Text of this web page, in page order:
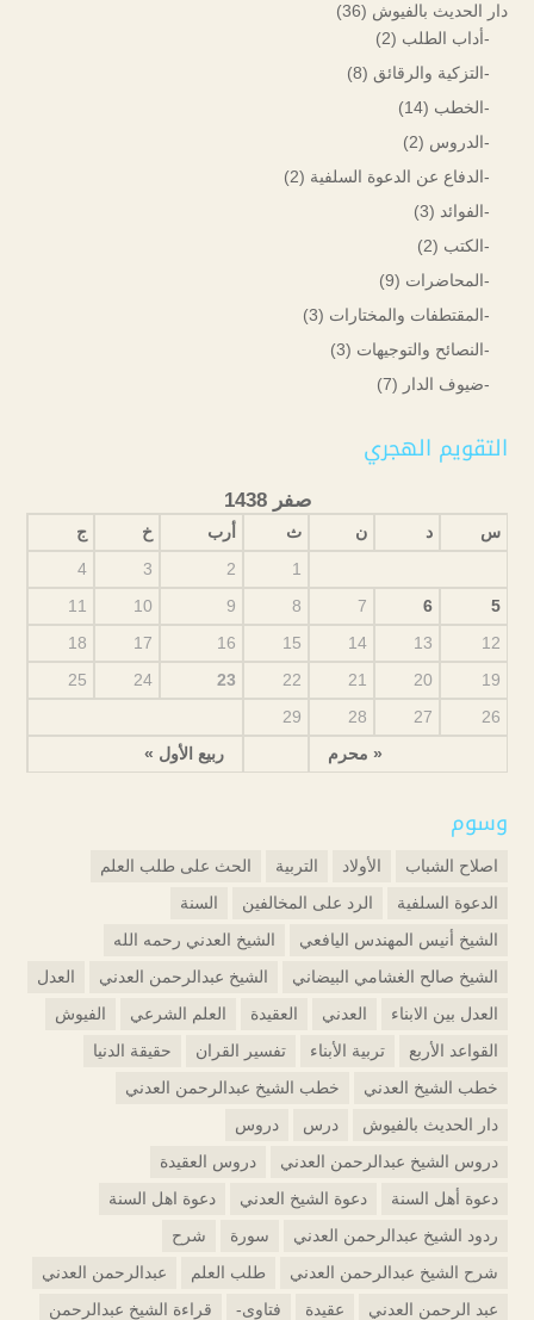
دار الحديث بالفيوش (36)
-أداب الطلب (2)
-التزكية والرقائق (8)
-الخطب (14)
-الدروس (2)
-الدفاع عن الدعوة السلفية (2)
-الفوائد (3)
-الكتب (2)
-المحاضرات (9)
-المقتطفات والمختارات (3)
-النصائح والتوجيهات (3)
-ضيوف الدار (7)
التقويم الهجري
صفر 1438
س د ن ث أرب خ ج
« محرم ربيع الأول »
1
2
3
4
5
6
7
8
9
10
11
12
13
14
15
16
17
18
19
20
21
22
23
24
25
26
27
28
29
وسوم
اصلاح الشباب الأولاد التربية
الحث على طلب العلم
الدعوة السلفية
الرد على المخالفين
السنة
الشيخ أنيس المهندس اليافعي
الشيخ العدني رحمه الله
الشيخ صالح الغشامي البيضاني
الشيخ عبدالرحمن العدني
العدل
العدل بين الابناء
العدني العقيدة العلم الشرعي
الفيوش
القواعد الأربع
تربية الأبناء تفسير القران
حقيقة الدنيا
خطب الشيخ العدني
خطب الشيخ عبدالرحمن العدني
دار الحديث بالفيوش
درس
دروس
دروس الشيخ عبدالرحمن العدني
دروس العقيدة
دعوة أهل السنة
دعوة الشيخ العدني
دعوة اهل السنة
ردود الشيخ عبدالرحمن العدني
سورة
شرح
شرح الشيخ عبدالرحمن العدني
طلب العلم
عبدالرحمن العدني
عبد الرحمن العدني
عقيدة فتاوى- قراءة الشيخ عبدالرحمن